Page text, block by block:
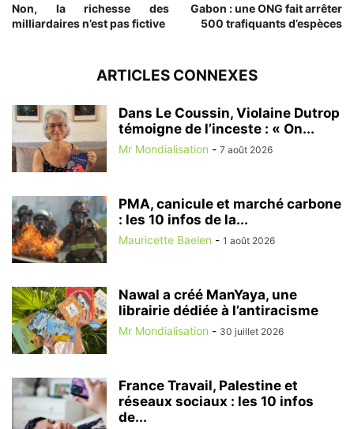
Non, la richesse des
milliardaires n’est pas fictive
Gabon : une ONG fait arrêter
500 trafiquants d’espèces
ARTICLES CONNEXES
Dans Le Coussin, Violaine Dutrop
témoigne de l’inceste : « On...
Mr Mondialisation - 7 août 2026
PMA, canicule et marché carbone
: les 10 infos de la...
Mauricette Baelen - 1 août 2026
Nawal a créé ManYaya, une
librairie dédiée à l’antiracisme
Mr Mondialisation - 30 juillet 2026
France Travail, Palestine et
réseaux sociaux : les 10 infos
de...